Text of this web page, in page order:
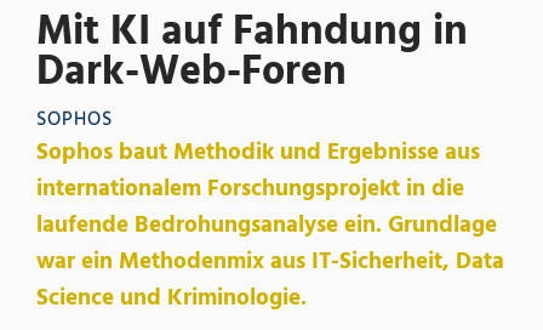
Mit KI auf Fahndung in
Dark-Web-Foren
SOPHOS
Sophos baut Methodik und Ergebnisse aus
internationalem Forschungsprojekt in die
laufende Bedrohungsanalyse ein. Grundlage
war ein Methodenmix aus IT-Sicherheit, Data
Science und Kriminologie.